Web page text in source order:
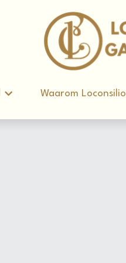
Waarom Loconsilio
Waarom Loconsilio